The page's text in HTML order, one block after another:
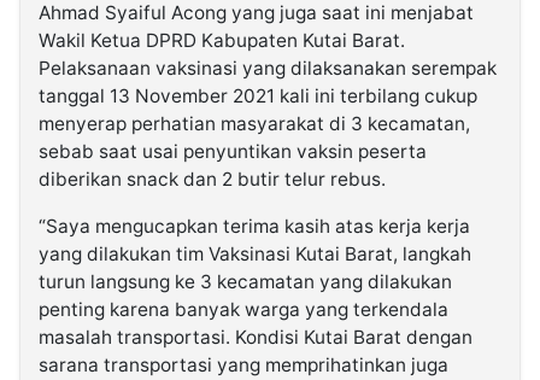
Ahmad Syaiful Acong yang juga saat ini menjabat
Wakil Ketua DPRD Kabupaten Kutai Barat.
Pelaksanaan vaksinasi yang dilaksanakan serempak
tanggal 13 November 2021 kali ini terbilang cukup
menyerap perhatian masyarakat di 3 kecamatan,
sebab saat usai penyuntikan vaksin peserta
diberikan snack dan 2 butir telur rebus.
“Saya mengucapkan terima kasih atas kerja kerja
yang dilakukan tim Vaksinasi Kutai Barat, langkah
turun langsung ke 3 kecamatan yang dilakukan
penting karena banyak warga yang terkendala
masalah transportasi. Kondisi Kutai Barat dengan
sarana transportasi yang memprihatinkan juga